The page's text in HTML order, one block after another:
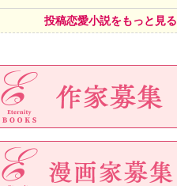
投稿恋愛小説をもっと見る